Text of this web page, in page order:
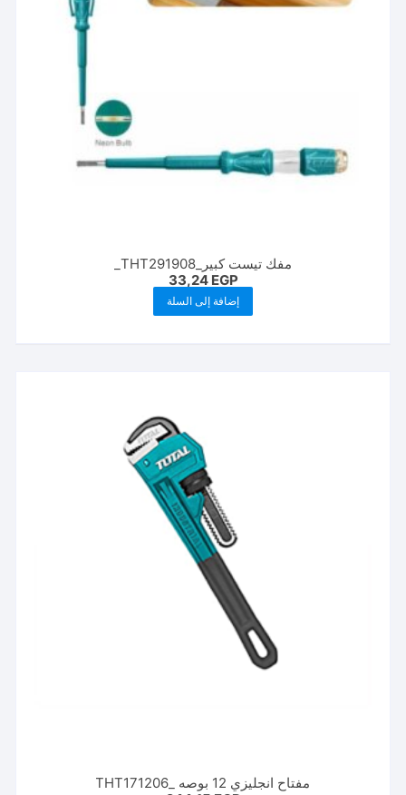
مفك تيست كبير_THT291908_
33,24 EGP
إضافة إلى السلة
مفتاح انجليزي 12 بوصه _THT171206